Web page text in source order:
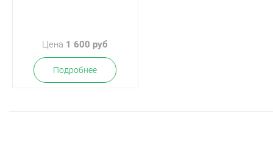
Цена 1 600 руб
Подробнее